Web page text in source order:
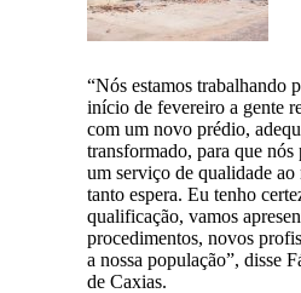
“Nós estamos trabalhando
início de fevereiro a gente
com um novo prédio,
transformado, para que nós
um serviço de qualidade ao
tanto espera. Eu tenho
qualificação, vamos
procedimentos, novos
a nossa população”, disse
de Caxias.